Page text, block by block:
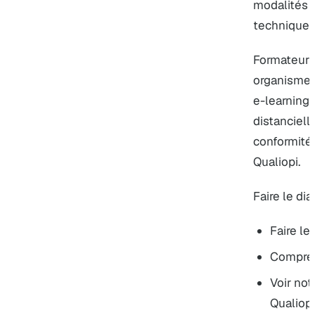
modalités
technique.
Formateur
e-learning
Qualiopi.
Faire le
Faire
Voir
Qualiopi